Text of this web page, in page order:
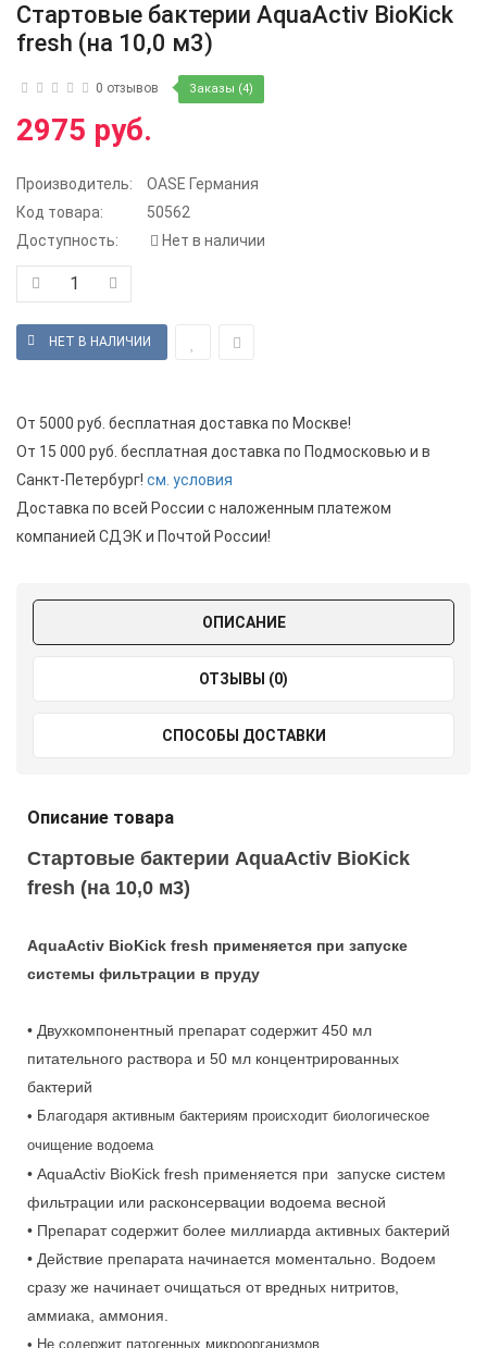
Стартовые бактерии AquaActiv BioKick
fresh (на 10,0 м3)
0 отзывов Заказы (4)
2975 руб.
Производитель:
OASE Германия
Код товара:
50562
Доступность:
Нет в наличии
От 5000 руб. бесплатная доставка по Москве!
От 15 000 руб. бесплатная доставка по Подмосковью и в
Санкт-Петербург! см. условия
Доставка по всей России с наложенным платежом
компанией СДЭК и Почтой России!
ОПИСАНИЕ
ОТЗЫВЫ (0)
СПОСОБЫ ДОСТАВКИ
Описание товара
Стартовые бактерии AquaActiv BioKick
fresh (на 10,0 м3)
AquaActiv BioKick fresh применяется при запуске
системы фильтрации в пруду
• Двухкомпонентный препарат содержит 450 мл
питательного раствора и 50 мл концентрированных
бактерий
• Благодаря активным бактериям происходит биологическое
очищение водоема
• AquaActiv BioKick fresh применяется при запуске систем
фильтрации или расконсервации водоема весной
• Препарат содержит более миллиарда активных бактерий
• Действие препарата начинается моментально. Водоем
сразу же начинает очищаться от вредных нитритов,
аммиака, аммония.
• Не содержит патогенных микроорганизмов.